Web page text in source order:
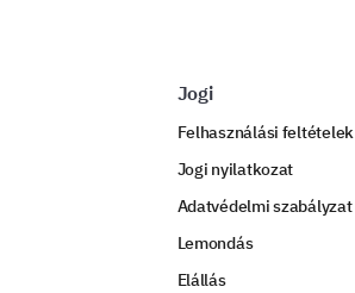
Jogi
Felhasználási feltételek
Jogi nyilatkozat
Adatvédelmi szabályzat
Lemondás
Elállás